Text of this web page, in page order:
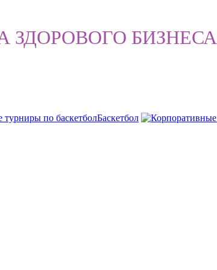
ЗДОРОВОГО БИЗНЕСА
Баскетбол